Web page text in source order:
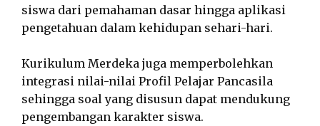
siswa dari pemahaman dasar hingga aplikasi
pengetahuan dalam kehidupan sehari-hari.
Kurikulum Merdeka juga memperbolehkan
integrasi nilai-nilai Profil Pelajar Pancasila
sehingga soal yang disusun dapat mendukung
pengembangan karakter siswa.